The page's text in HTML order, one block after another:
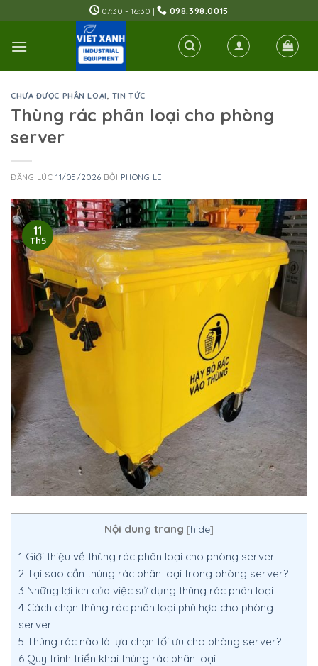
to
content
07:30 - 16:30 | 098.398.0015
CHƯA ĐƯỢC PHÂN LOẠI, TIN TỨC
Thùng rác phân loại cho phòng
server
ĐĂNG LÚC11/05/2026 BỞI PHONG LE
11
Th5
Nội dung trang [hide]
1 Giới thiệu về thùng rác phân loại cho phòng server
2 Tại sao cần thùng rác phân loại trong phòng server?
3 Những lợi ích của việc sử dụng thùng rác phân loại
4 Cách chọn thùng rác phân loại phù hợp cho phòng
server
5 Thùng rác nào là lựa chọn tối ưu cho phòng server?
6 Quy trình triển khai thùng rác phân loại